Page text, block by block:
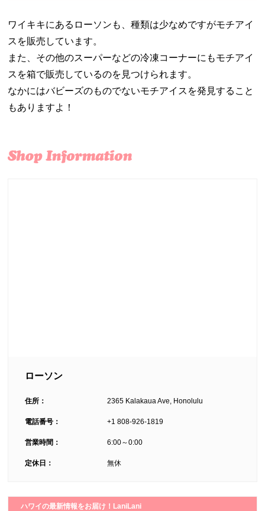
ワイキキにあるローソンも、種類は少なめですがモチアイ
スを販売しています。
また、その他のスーパーなどの冷凍コーナーにもモチアイ
スを箱で販売しているのを見つけられます。
なかにはバビーズのものでないモチアイスを発見すること
もありますよ！
ローソン
住所： 2365 Kalakaua Ave, Honolulu
電話番号： +1 808-926-1819
営業時間： 6:00～0:00
定休日： 無休
ハワイの最新情報をお届け！LaniLani